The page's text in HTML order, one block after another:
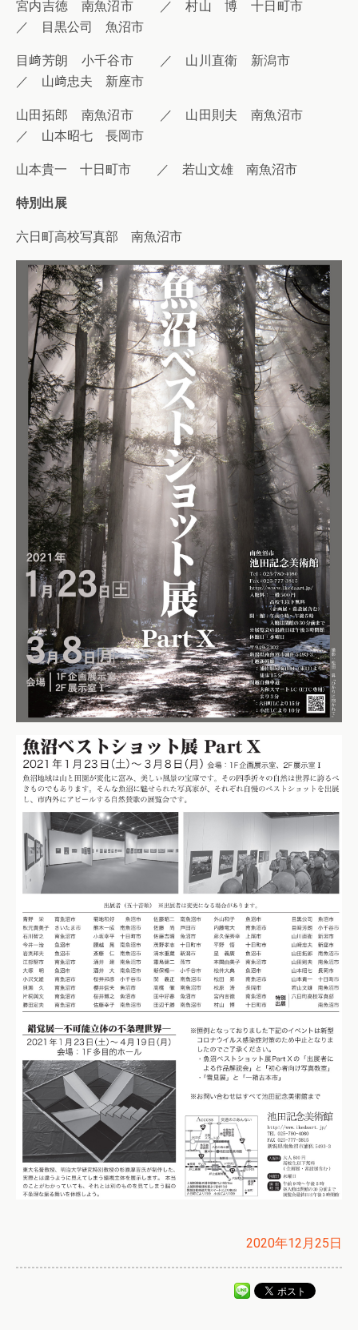
宮内吉徳 南魚沼市 ／ 村山 博 十日町市
／ 目黒公司 魚沼市
目﨑芳朗 小千谷市 ／ 山川直衛 新潟市
／ 山﨑忠夫 新座市
山田拓郎 南魚沼市 ／ 山田則夫 南魚沼市
／ 山本昭七 長岡市
山本貴一 十日町市 ／ 若山文雄 南魚沼市
特別出展
六日町高校写真部 南魚沼市
2020年12月25日